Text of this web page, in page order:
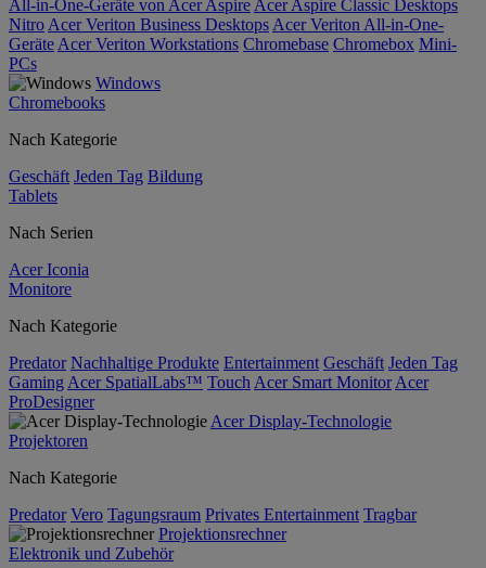
All-in-One-Geräte von Acer Aspire Acer Aspire Classic Desktops
Nitro Acer Veriton Business Desktops Acer Veriton All-in-One-
Geräte Acer Veriton Workstations Chromebase Chromebox Mini-
PCs
Windows
Chromebooks
Nach Kategorie
Geschäft Jeden Tag Bildung
Tablets
Nach Serien
Acer Iconia
Monitore
Nach Kategorie
Predator Nachhaltige Produkte Entertainment Geschäft Jeden Tag
Gaming Acer SpatialLabs™ Touch Acer Smart Monitor Acer
ProDesigner
Acer Display-Technologie
Projektoren
Nach Kategorie
Predator Vero Tagungsraum Privates Entertainment Tragbar
Projektionsrechner
Elektronik und Zubehör